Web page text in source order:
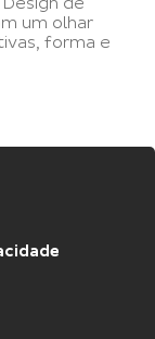
um olhar
forma e